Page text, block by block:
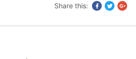
Share this: